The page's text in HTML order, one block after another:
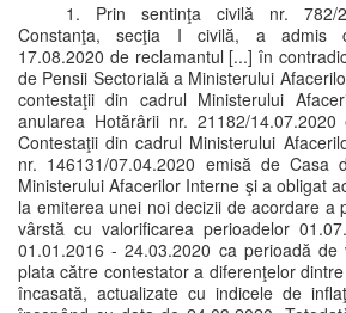
1. Prin sentinţa civilă nr. 782/
Constanţa, secţia I civilă, a admis
17.08.2020 de reclamantul [...] în
de Pensii Sectorială a Ministerului
contestaţii din cadrul Ministerului
anularea Hotărârii nr. 21182/
Contestaţii din cadrul Ministerului
nr. 146131/07.04.2020 emisă de Casa
Ministerului Afacerilor Interne şi a obligat
la emiterea unei noi decizii de acordare a
vârstă cu valorificarea perioadelor
01.01.2016 - 24.03.2020 ca perioadă
plata către contestator a diferenţelor
încasată, actualizate cu indicele de